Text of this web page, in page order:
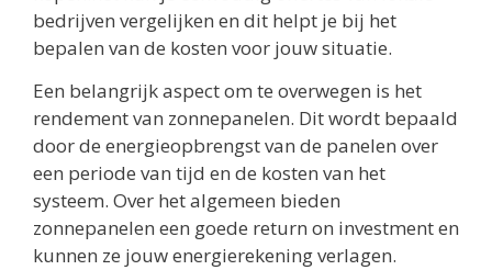
bedrijven vergelijken en dit helpt je bij het
bepalen van de kosten voor jouw situatie.
Een belangrijk aspect om te overwegen is het
rendement van zonnepanelen. Dit wordt bepaald
door de energieopbrengst van de panelen over
een periode van tijd en de kosten van het
systeem. Over het algemeen bieden
zonnepanelen een goede return on investment en
kunnen ze jouw energierekening verlagen.